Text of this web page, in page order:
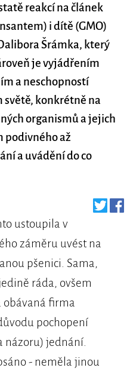
reakcí na článek
i dítě (GMO)
Šrámka, který
je vyjádřením
a neschopností
světě, konkrétně na
organismů a jejich
až
a uvádění do co
ustoupila v
záměru uvést na
pšenici. Sama,
ráda, ovšem
obávaná firma
pochopení
názoru) jednání.
- neměla jinou